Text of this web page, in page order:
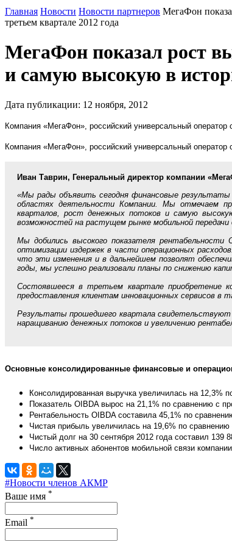
Главная Новости Новости партнеров МегаФон
третьем квартале 2012 года
МегаФон показал рост
и самую высокую в
Дата публикации: 12 ноября, 2012
Компания «МегаФон», российский универсальный оператор
Компания «МегаФон», российский универсальный оператор
Иван Таврин, Генеральный директор компании
«Мы рады объявить сегодня финансовые результаты
областях деятельности Компании. Мы отмечаем
кварталов, рост денежных потоков и самую
возможностей на растущем рынке мобильной
Мы добились высокого показателя
оптимизации издержек в части операционных
что эти изменения и в дальнейшем позволят
годы, мы успешно реализовали планы по снижению
Состоявшееся в третьем квартале приобретение
предоставления клиентам инновационных сервисов
Результаты прошедшего квартала
наращиванию денежных потоков и увеличению
Основные консолидированные финансовые и
Консолидированная выручка увеличилась на 12,3%
Показатель OIBDA вырос на 21,1% по сравнению с
Рентабельность OIBDA составила 45,1% по
Чистая прибыль увеличилась на 19,6% по
Чистый долг на 30 сентября 2012 года составил 139
Число активных абонентов мобильной связи
#Новости членов АКМР
Ваше имя *
Email *